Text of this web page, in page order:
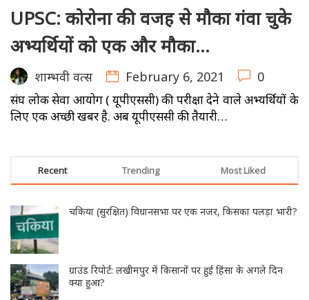
UPSC: कोरोना की वजह से मौका गंवा चुके
अभ्यर्थियों को एक और मौका…
शाम्भवी वत्स February 6, 2021 0
संघ लोक सेवा आयोग ( यूपीएससी) की परीक्षा देने वाले अभ्यर्थियों के
लिए एक अच्छी खबर है. अब यूपीएससी की तैयारी…
Recent Trending Most Liked
चकिया (सुरक्षित) विधानसभा पर एक नजर, किसका पलड़ा भारी?
ग्राउंड रिपोर्ट: लखीमपुर में किसानों पर हुई हिंसा के अगले दिन
क्या हुआ?